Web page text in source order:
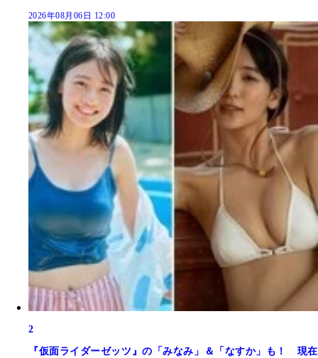
2026年08月06日 12:00
2
『仮面ライダーゼッツ』の「みなみ」＆「なすか」も！ 現在